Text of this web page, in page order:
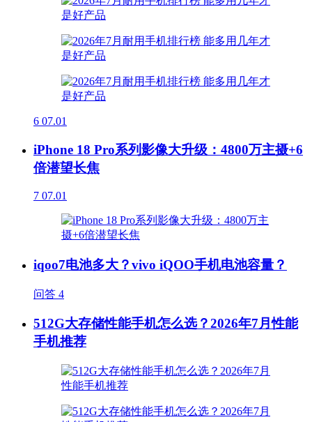
6 07.01
iPhone 18 Pro系列影像大升级：4800万主摄+6
倍潜望长焦
7 07.01
iqoo7电池多大？vivo iQOO手机电池容量？
问答 4
512G大存储性能手机怎么选？2026年7月性能
手机推荐